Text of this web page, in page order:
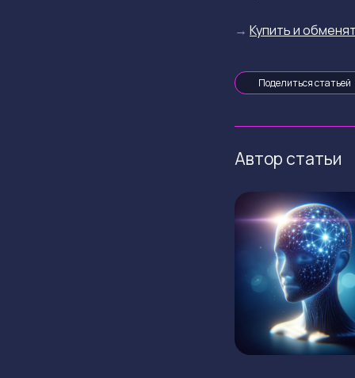
→ Купить и
Поделиться статьей
Автор статьи